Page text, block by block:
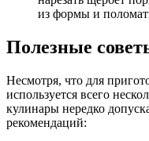
из формы и
Полезные
Несмотря, что для
используется всего
кулинары нередко
рекомендаций: